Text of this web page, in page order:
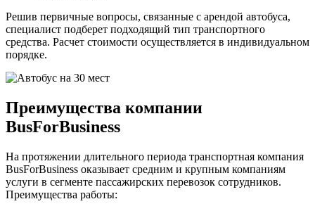
Решив первичные вопросы, связанные с арендой автобуса,
специалист подберет подходящий тип транспортного
средства. Расчет стоимости осуществляется в индивидуальном
порядке.
Преимущества компании
BusForBusiness
На протяжении длительного периода транспортная компания
BusForBusiness оказывает средним и крупным компаниям
услуги в сегменте пассажирских перевозок сотрудников.
Преимущества работы: